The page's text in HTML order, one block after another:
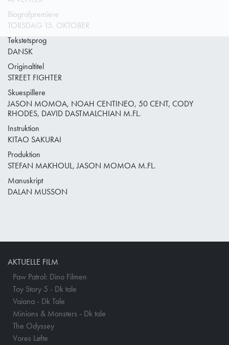
Biografpremiere
TORSDAG 15. OKTOBER
Tekstetsprog
DANSK
Originaltitel
STREET FIGHTER
Skuespillere
JASON MOMOA, NOAH CENTINEO, 50 CENT, CODY
RHODES, DAVID DASTMALCHIAN M.FL.
Instruktion
KITAO SAKURAI
Produktion
STEFAN MAKHOUL, JASON MOMOA M.FL.
Manuskript
DALAN MUSSON
AKTUELLE FILM
Paw Patrol: Dino Filmen
Toy Story 5 - Dk tale
Vaiana - Dk Tale
Minions & Monsters - Dk tale
The Odyssey
Vores Løfte